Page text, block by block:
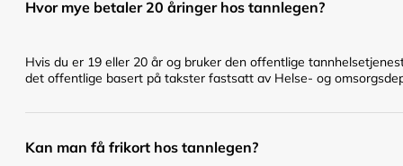
Hvor mye betaler 20 åringer hos tannlegen?
Hvis du er 19 eller 20 år og bruker den offentlige
det offentlige basert på takster fastsatt av Helse- og
Kan man få frikort hos tannlegen?